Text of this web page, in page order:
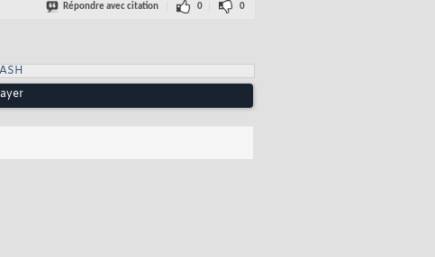
Répondre avec citation 0 0